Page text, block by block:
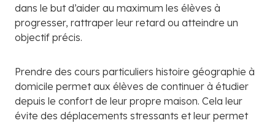
dans le but d’aider au maximum les élèves à
progresser, rattraper leur retard ou atteindre un
objectif précis.
Prendre des cours particuliers histoire géographie à
domicile permet aux élèves de continuer à étudier
depuis le confort de leur propre maison. Cela leur
évite des déplacements stressants et leur permet